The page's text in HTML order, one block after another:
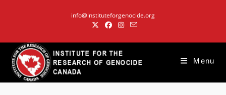
info@instituteforgenocide.org
Menu